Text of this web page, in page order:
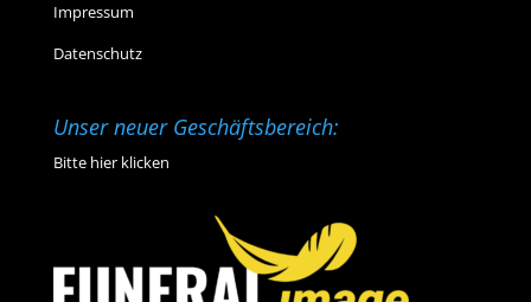
Impressum
Datenschutz
Unser neuer Geschäftsbereich:
Bitte hier klicken